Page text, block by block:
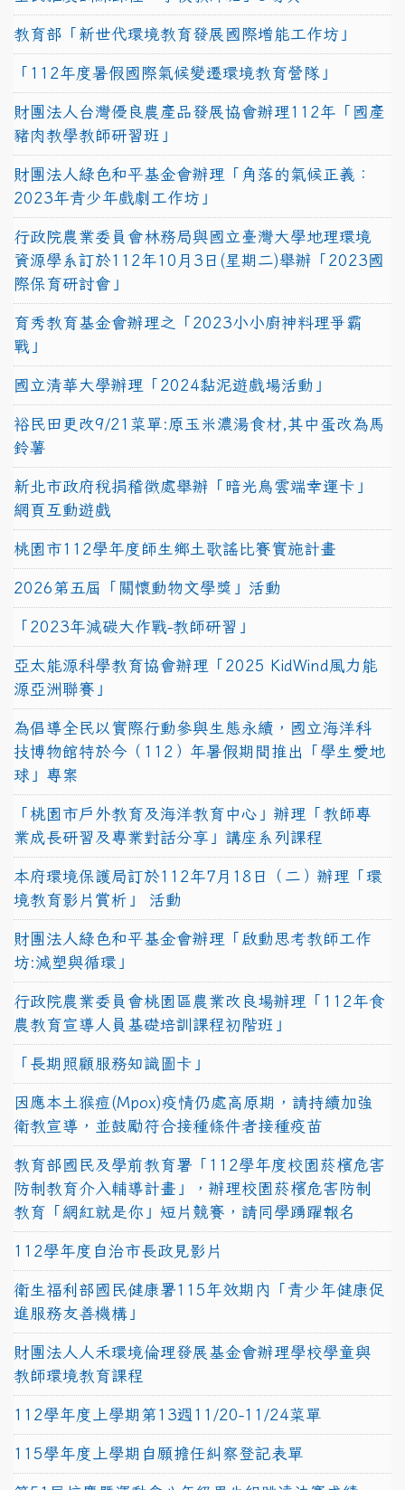
教育部「新世代環境教育發展國際增能工作坊」
「112年度暑假國際氣候變遷環境教育營隊」
財團法人台灣優良農產品發展協會辦理112年「國產
豬肉教學教師研習班」
財團法人綠色和平基金會辦理「角落的氣候正義：
2023年青少年戲劇工作坊」
行政院農業委員會林務局與國立臺灣大學地理環境
資源學系訂於112年10月3日(星期二)舉辦「2023國
際保育研討會」
育秀教育基金會辦理之「2023小小廚神料理爭霸
戰」
國立清華大學辦理「2024黏泥遊戲場活動」
裕民田更改9/21菜單:原玉米濃湯食材,其中蛋改為馬
鈴薯
新北市政府稅捐稽徵處舉辦「暗光鳥雲端幸運卡」
網頁互動遊戲
桃園市112學年度師生鄉土歌謠比賽實施計畫
2026第五屆「關懷動物文學獎」活動
「2023年減碳大作戰-教師研習」
亞太能源科學教育協會辦理「2025 KidWind風力能
源亞洲聯賽」
為倡導全民以實際行動參與生態永續，國立海洋科
技博物館特於今（112）年暑假期間推出「學生愛地
球」專案
「桃園市戶外教育及海洋教育中心」辦理「教師專
業成長研習及專業對話分享」講座系列課程
本府環境保護局訂於112年7月18日（二）辦理「環
境教育影片賞析」 活動
財團法人綠色和平基金會辦理「啟動思考教師工作
坊:減塑與循環」
行政院農業委員會桃園區農業改良場辦理「112年食
農教育宣導人員基礎培訓課程初階班」
「長期照顧服務知識圖卡」
因應本土猴痘(Mpox)疫情仍處高原期，請持續加強
衛教宣導，並鼓勵符合接種條件者接種疫苗
教育部國民及學前教育署「112學年度校園菸檳危害
防制教育介入輔導計畫」，辦理校園菸檳危害防制
教育「網紅就是你」短片競賽，請同學踴躍報名
112學年度自治市長政見影片
衛生福利部國民健康署115年效期內「青少年健康促
進服務友善機構」
財團法人人禾環境倫理發展基金會辦理學校學童與
教師環境教育課程
112學年度上學期第13週11/20-11/24菜單
115學年度上學期自願擔任糾察登記表單